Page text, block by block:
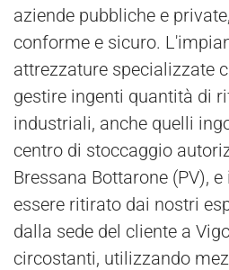
aziende pubbliche e
conforme e sicuro.
attrezzature specializzate
gestire ingenti quantità di
industriali, anche quelli
centro di stoccaggio
Bressana Bottarone (PV),
essere ritirato dai nostri
dalla sede del cliente a
circostanti, utilizzando